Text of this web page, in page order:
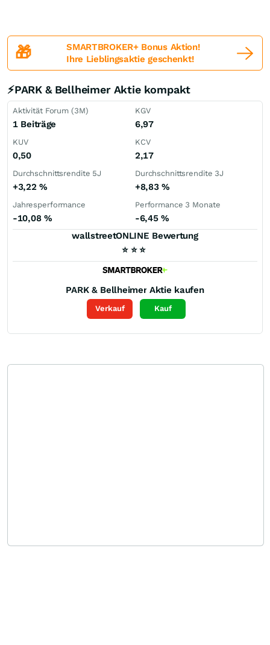
🎁
SMARTBROKER+ Bonus Aktion!
Ihre Lieblingsaktie geschenkt!
⚡PARK & Bellheimer Aktie kompakt
Aktivität Forum (3M)
1 Beiträge
KGV
6,97
KUV
0,50
KCV
2,17
Durchschnittsrendite 5J
+3,22%
Durchschnittsrendite 3J
+8,83%
Jahresperformance
-10,08 %
Performance 3 Monate
-6,45%
wallstreetONLINE Bewertung
⭐ ⭐ ⭐
PARK & Bellheimer Aktie kaufen
Verkauf Kauf